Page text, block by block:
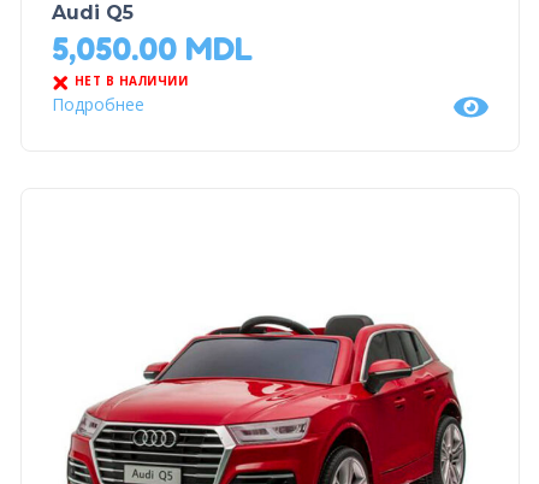
Audi Q5
5,050.00 MDL
НЕТ В НАЛИЧИИ
Подробнее